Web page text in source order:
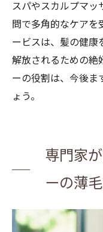
スパやスカルプマッ
問で多角的なケアを
ービスは、髪の健康
解放されるための絶
ーの役割は、今後ま
ょう。
専門家
ーの薄